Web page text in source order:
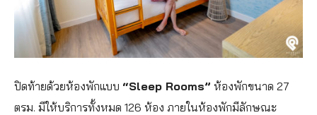
ปิดท้ายด้วยห้องพักแบบ “Sleep Rooms” ห้องพักขนาด 27
ตรม.​ มีให้บริการทั้งหมด 126 ห้อง ภายในห้องพักมีลักษณะ